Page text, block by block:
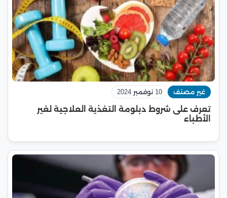
غير مصنف 10 نوفمبر 2024
تعرف على شروط دبلومة التغذية العلاجية لغير
الأطباء